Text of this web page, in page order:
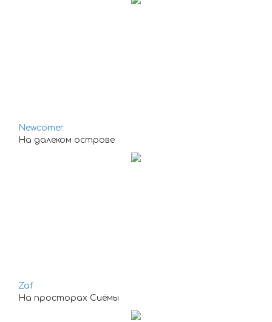
Newcomer
На далеком острове
Zaf
На просторах Сиёмы